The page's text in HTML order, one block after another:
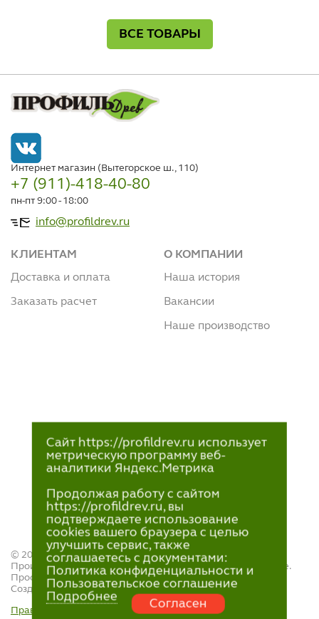
ВСЕ ТОВАРЫ
Интернет магазин (Вытегорское ш., 110)
+7 (911)-418-40-80
пн-пт 9:00 - 18:00
info@profildrev.ru
КЛИЕНТАМ
Доставка и оплата
Заказать расчет
О КОМПАНИИ
Наша история
Вакансии
Наше производство
© 2021—2023
Производство и продажа пиломатериалов в Петрозаводске.
ПрофильДрев.
Создание и поддержка сайта — «Артлекс»
Правила обработки персональных данных
Сайт https://profildrev.ru использует
метрическую программу веб-
аналитики Яндекс.Метрика
Продолжая работу с сайтом
https://profildrev.ru, вы
подтверждаете использование
cookies вашего браузера с целью
улучшить сервис, также
соглашаетесь с документами:
Политика конфиденциальности и
Пользовательское соглашение
Подробнее
Согласен